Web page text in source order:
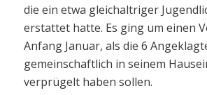
die ein etwa gleichaltriger
erstattet hatte. Es ging um einen
Anfang Januar, als die 6
gemeinschaftlich in seinem
verprügelt haben sollen.